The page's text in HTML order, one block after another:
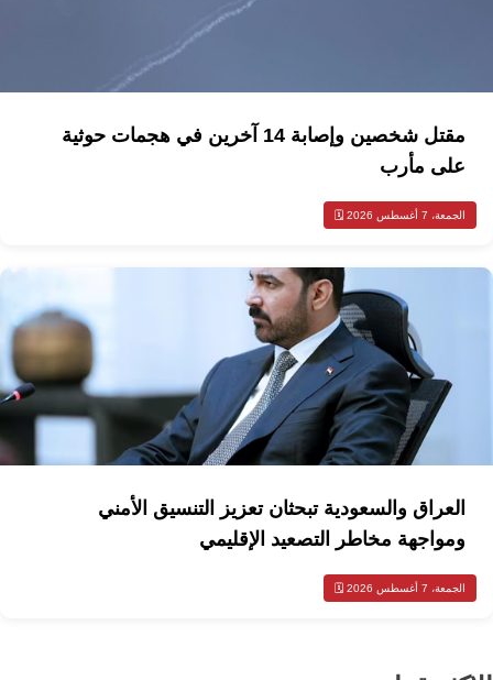
مقتل شخصين وإصابة 14 آخرين في هجمات حوثية
على مأرب
الجمعة، 7 أغسطس 2026 🗓️
العراق والسعودية تبحثان تعزيز التنسيق الأمني
ومواجهة مخاطر التصعيد الإقليمي
الجمعة، 7 أغسطس 2026 🗓️